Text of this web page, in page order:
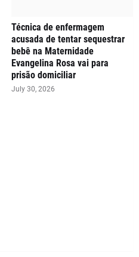
Técnica de enfermagem
acusada de tentar sequestrar
bebê na Maternidade
Evangelina Rosa vai para
prisão domiciliar
July 30, 2026